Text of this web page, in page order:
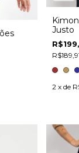
Justo
2 x de